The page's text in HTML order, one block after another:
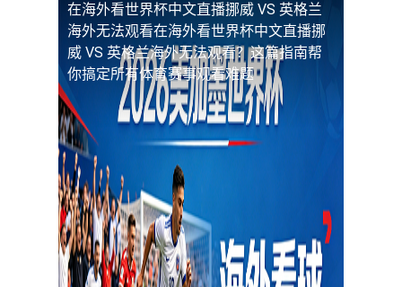
在海外看世界杯中文直播挪威 VS 英格兰
海外无法观看在海外看世界杯中文直播挪
威 VS 英格兰海外无法观看？这篇指南帮
你搞定所有体育赛事观看难题